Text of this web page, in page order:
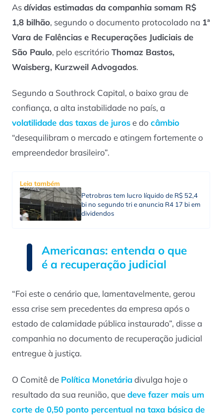
Asdívidas estimadas da companhia somam R$
1,8 bilhão, segundo o documento protocolado na 1ª
Vara de Falências e Recuperações Judiciais de
São Paulo, pelo escritório Thomaz Bastos,
Waisberg, Kurzweil Advogados.
Segundo a Southrock Capital, o baixo grau de
confiança, a alta instabilidade no país, a
volatilidade das taxas de jurose do câmbio
“desequilibram o mercado e atingem fortemente o
empreendedor brasileiro”.
Leia também
Petrobras tem lucro líquido de R$ 52,4
bi no segundo tri e anuncia R4 17 bi em
dividendos
Americanas: entenda o que
é a recuperação judicial
“Foi este o cenário que, lamentavelmente, gerou
essa crise sem precedentes da empresa após o
estado de calamidade pública instaurado”, disse a
companhia no documento de recuperação judicial
entregue à justiça.
O Comitê de Política Monetáriadivulga hoje o
resultado da sua reunião, quedeve fazer mais um
corte de 0,50 ponto percentual na taxa básica de